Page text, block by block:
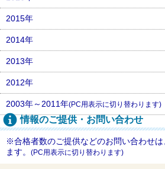
2015年
2014年
2013年
2012年
2003年～2011年(PC用表示に切り替わります)
情報のご提供・お問い合わせ
※合格者数のご提供などのお問い合わせは
ます。 (PC用表示に切り替わります)